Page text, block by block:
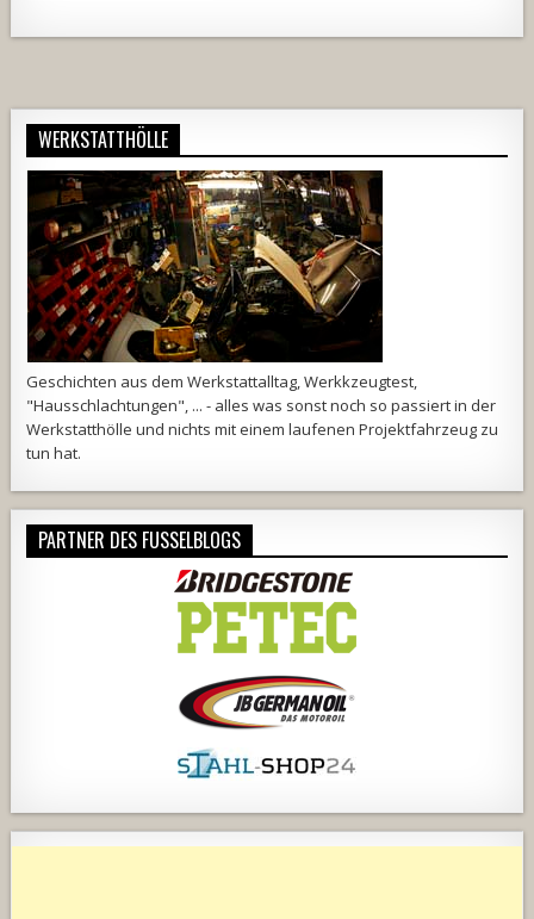
WERKSTATTHÖLLE
Geschichten aus dem Werkstattalltag, Werkkzeugtest,
"Hausschlachtungen", ... - alles was sonst noch so passiert in der
Werkstatthölle und nichts mit einem laufenen Projektfahrzeug zu
tun hat.
PARTNER DES FUSSELBLOGS